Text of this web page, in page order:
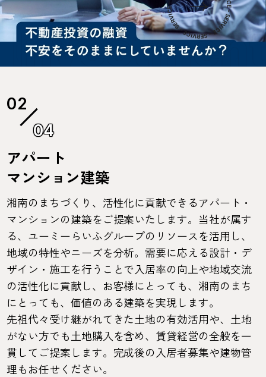
04
アパート
マンション建築
湘南のまちづくり、活性化に貢献できるアパート・
マンションの建築をご提案いたします。当社が属す
る、ユーミーらいふグループのリソースを活用し、
地域の特性やニーズを分析。需要に応える設計・デ
ザイン・施工を行うことで入居率の向上や地域交流
の活性化に貢献し、お客様にとっても、湘南のまち
にとっても、価値のある建築を実現します。
先祖代々受け継がれてきた土地の有効活用や、土地
がない方でも土地購入を含め、賃貸経営の全般を一
貫してご提案します。完成後の入居者募集や建物管
理もお任せください。